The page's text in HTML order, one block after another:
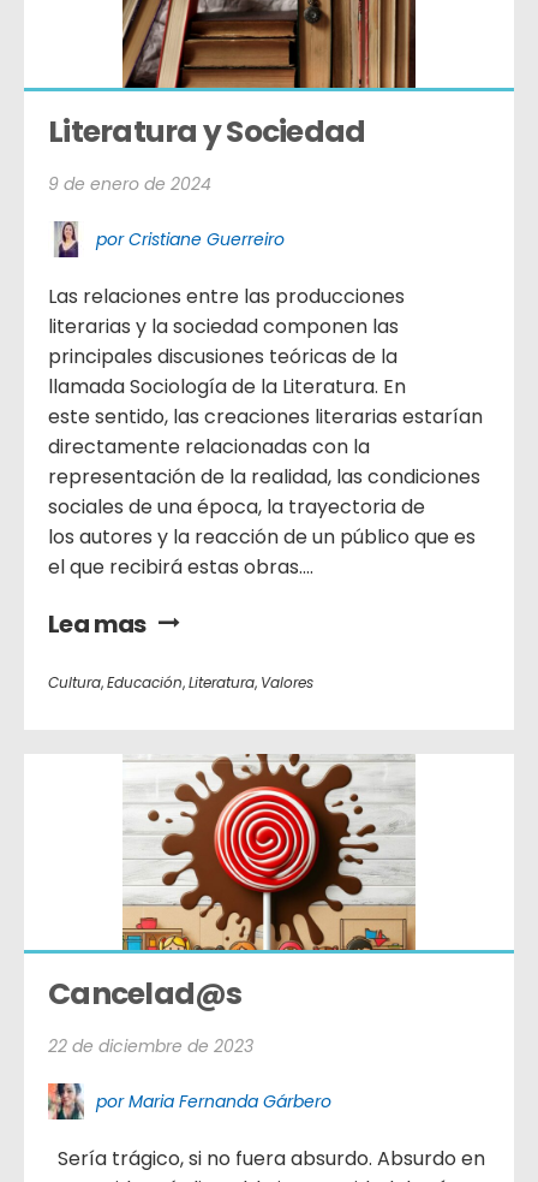
Literatura y Sociedad
9 de enero de 2024
por Cristiane Guerreiro
Las relaciones entre las producciones
literarias y la sociedad componen las
principales discusiones teóricas de la
llamada Sociología de la Literatura. En
este sentido, las creaciones literarias estarían
directamente relacionadas con la
representación de la realidad, las condiciones
sociales de una época, la trayectoria de
los autores y la reacción de un público que es
el que recibirá estas obras....
Lea mas
Cultura,Educación,Literatura, Valores
Cancelad@s
22 de diciembre de 2023
por Maria Fernanda Gárbero
Sería trágico, si no fuera absurdo. Absurdo en